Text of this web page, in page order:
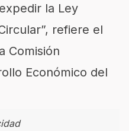
la Ley
refiere el
Comisión
Económico del